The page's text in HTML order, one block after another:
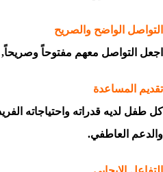
التواصل الواضح والصريح
اجعل التواصل معهم مفتوحاً وصريحاً,
تقديم المساعدة
كل طفل لديه قدراته واحتياجاته
والدعم العاطفي.